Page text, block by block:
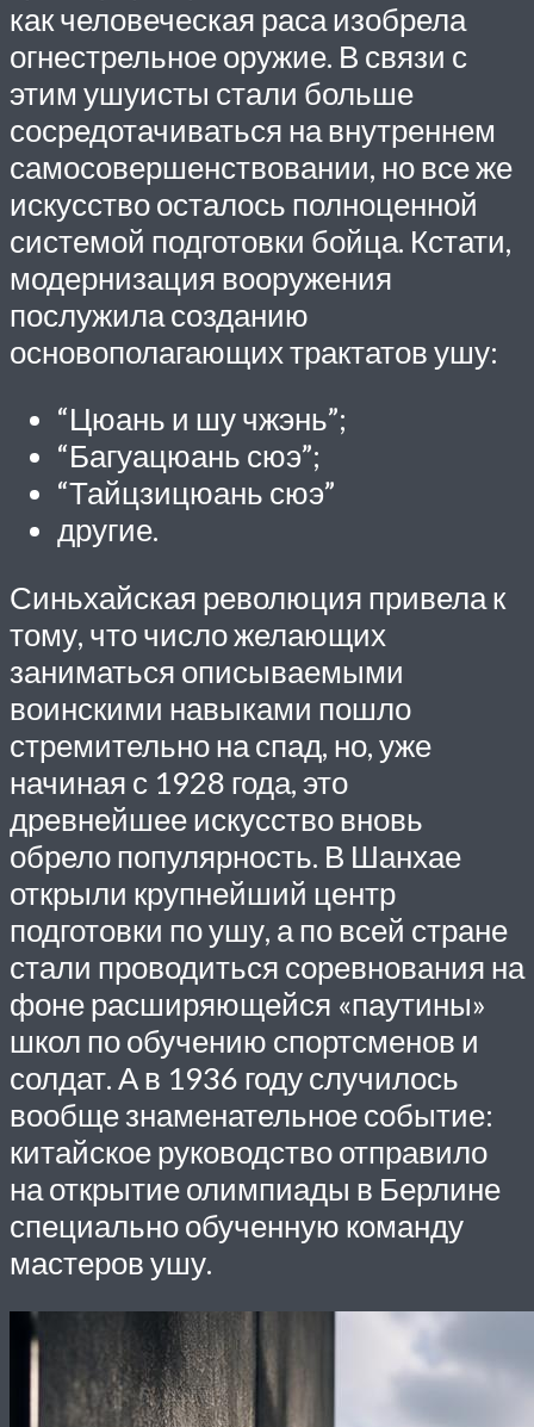
как человеческая раса изобрела
огнестрельное оружие. В связи с
этим ушуисты стали больше
сосредотачиваться на внутреннем
самосовершенствовании, но все же
искусство осталось полноценной
системой подготовки бойца. Кстати,
модернизация вооружения
послужила созданию
основополагающих трактатов ушу:
“Цюань и шу чжэнь”;
“Багуацюань сюэ”;
“Тайцзицюань сюэ”
другие.
Синьхайская революция привела к
тому, что число желающих
заниматься описываемыми
воинскими навыками пошло
стремительно на спад, но, уже
начиная с 1928 года, это
древнейшее искусство вновь
обрело популярность. В Шанхае
открыли крупнейший центр
подготовки по ушу, а по всей стране
стали проводиться соревнования на
фоне расширяющейся «паутины»
школ по обучению спортсменов и
солдат. А в 1936 году случилось
вообще знаменательное событие:
китайское руководство отправило
на открытие олимпиады в Берлине
специально обученную команду
мастеров ушу.